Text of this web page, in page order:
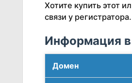
Хотите купить этот
связи у регистратора.
Информация в
Домен